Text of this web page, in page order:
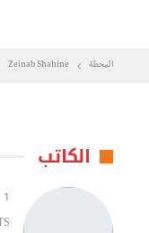
المحطة Zeinab Shahine
الكاتب
1